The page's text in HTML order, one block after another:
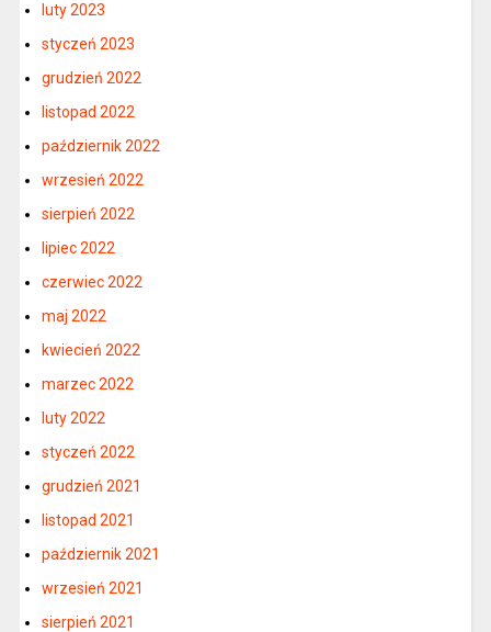
luty 2023
styczeń 2023
grudzień 2022
listopad 2022
październik 2022
wrzesień 2022
sierpień 2022
lipiec 2022
czerwiec 2022
maj 2022
kwiecień 2022
marzec 2022
luty 2022
styczeń 2022
grudzień 2021
listopad 2021
październik 2021
wrzesień 2021
sierpień 2021